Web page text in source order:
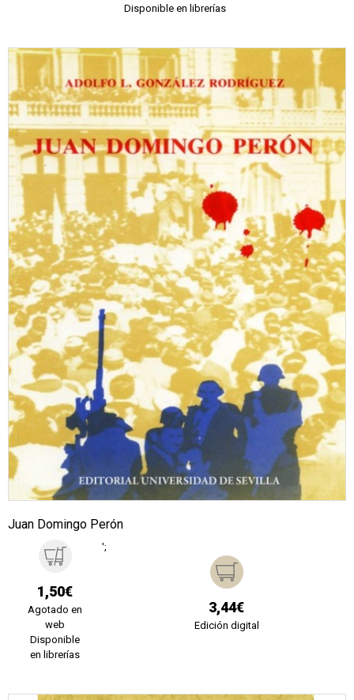
Disponible en librerías
Juan Domingo Perón
1,50€
Agotado en
web
Disponible
en librerías
';
3,44€
Edición digital